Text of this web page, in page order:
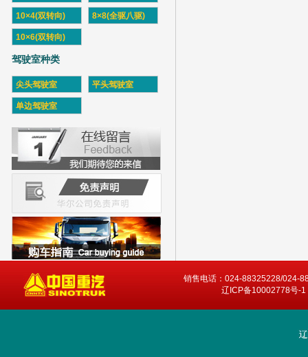
10×4(双转向) 8×8(全驱八驱)
10×6(双转向)
驾驶室种类
尖头驾驶室 平头驾驶室
单边驾驶室
销售电话：024-88325228/024-
辽ICP备10002778号-1